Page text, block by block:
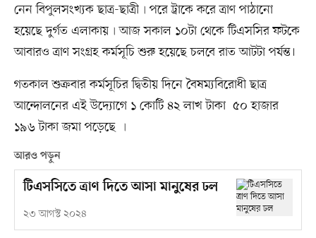
নেন বিপুলসংখ্যক ছাত্র-ছাত্রী৷ পরে ট্রাকে করে ত্রাণ পাঠানো
হয়েছে দুর্গত এলাকায়৷ আজ সকাল ১০টা থেকে টিএসসির ফটকে
আবারও ত্রাণ সংগ্রহ কর্মসূচি শুরু হয়েছে চলবে রাত আটটা পর্যন্ত।
গতকাল শুক্রবার কর্মসূচির দ্বিতীয় দিনে বৈষম্যবিরোধী ছাত্র
আন্দোলনের এই উদ্যোগে ১ কোটি ৪২ লাখ টাকা ৫০ হাজার
১৯৬ টাকা জমা পড়েছে ৷
আরও পড়ুন
টিএসসিতে ত্রাণ দিতে আসা মানুষের ঢল
২৩ আগস্ট ২০২৪